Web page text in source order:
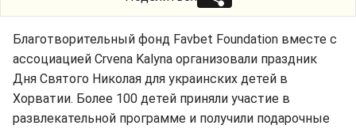
Благотворительный фонд Favbet Foundation вместе с
ассоциацией Crvena Kalyna организовали праздник
Дня Святого Николая для украинских детей в
Хорватии. Более 100 детей приняли участие в
развлекательной программе и получили подарочные